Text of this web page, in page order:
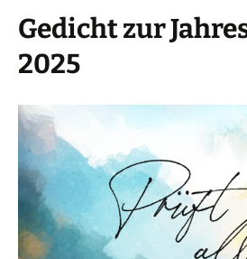
Gedicht zur
2025